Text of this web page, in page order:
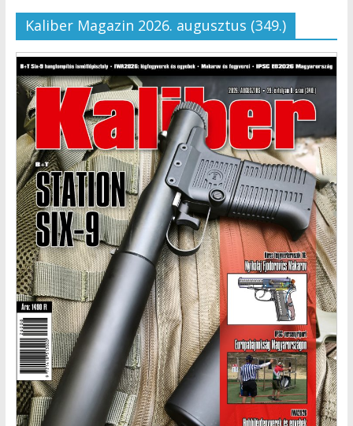
Kaliber Magazin 2026. augusztus (349.)